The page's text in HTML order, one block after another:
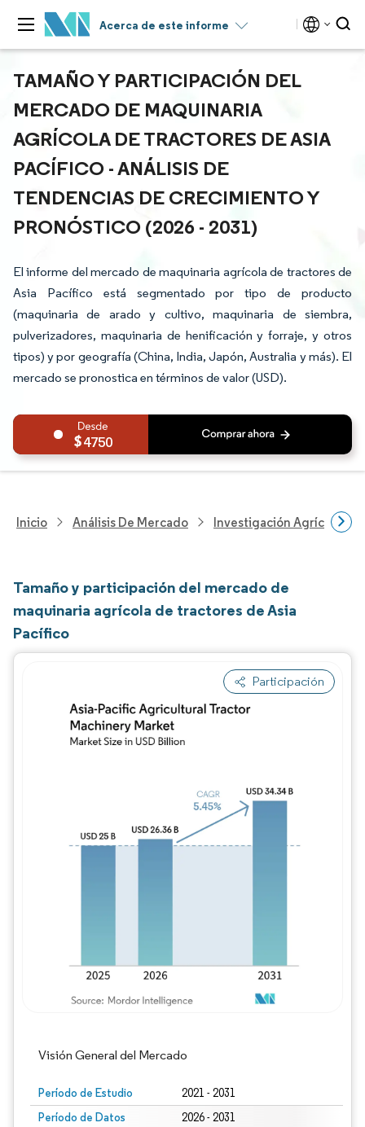
Acerca de este informe
TAMAÑO Y PARTICIPACIÓN DEL
MERCADO DE MAQUINARIA
AGRÍCOLA DE TRACTORES DE ASIA
PACÍFICO - ANÁLISIS DE
TENDENCIAS DE CRECIMIENTO Y
PRONÓSTICO (2026 - 2031)
El informe del mercado de maquinaria agrícola de tractores de
Asia Pacífico está segmentado por tipo de producto
(maquinaria de arado y cultivo, maquinaria de siembra,
pulverizadores, maquinaria de henificación y forraje, y otros
tipos) y por geografía (China, India, Japón, Australia y más). El
mercado se pronostica en términos de valor (USD).
4750
Inicio Análisis De Mercado Investigación Agrícola
Tamaño y participación del mercado de
maquinaria agrícola de tractores de Asia
Pacífico
Participación
Visión General del Mercado
Período de Estudio 2021 - 2031
Período de Datos
2026 - 2031